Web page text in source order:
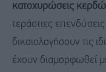
κατοχυρώσεις
τεράστιες
δικαιολογήσουν τις
έχουν διαμορφωθεί